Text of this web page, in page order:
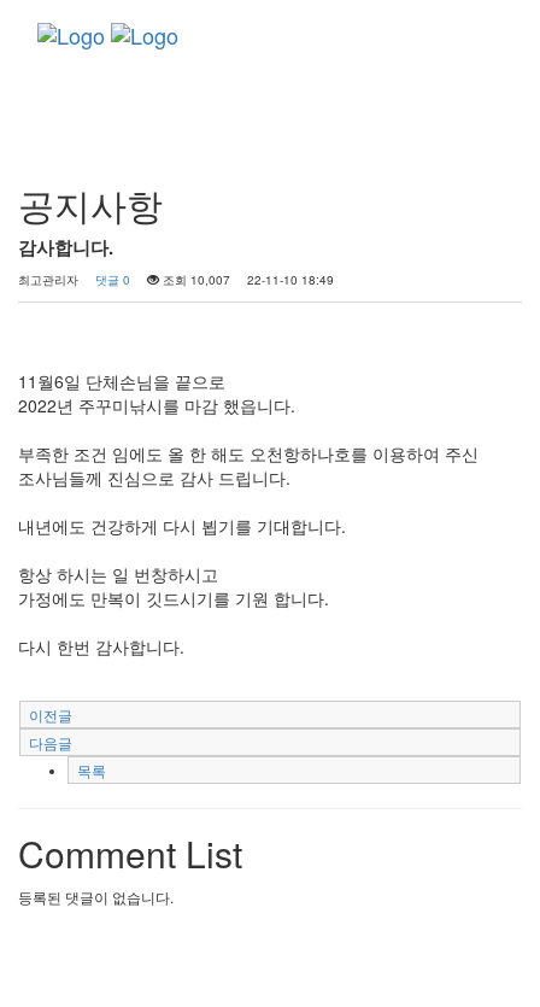
공지사항
감사합니다.
최고관리자 댓글 0 조회 10,007 22-11-10 18:49
11월6일 단체손님을 끝으로
2022년 주꾸미낚시를 마감 했읍니다.
부족한 조건 임에도 올 한 해도 오천항하나호를 이용하여 주신
조사님들께 진심으로 감사 드립니다.
내년에도 건강하게 다시 뵙기를 기대합니다.
항상 하시는 일 번창하시고
가정에도 만복이 깃드시기를 기원 합니다.
다시 한번 감사합니다.
이전글
다음글
목록
Comment List
등록된 댓글이 없습니다.